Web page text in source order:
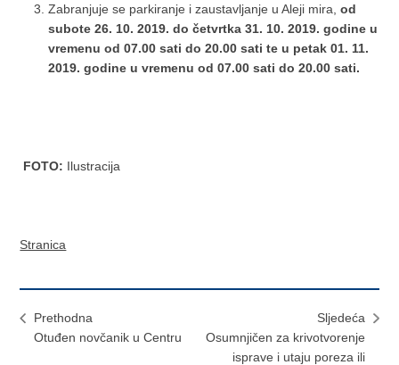
Zabranjuje se parkiranje i zaustavljanje u Aleji mira, od
subote 26. 10. 2019. do četvrtka 31. 10. 2019. godine u
vremenu od 07.00 sati do 20.00 sati te u petak 01. 11.
2019. godine u vremenu od 07.00 sati do 20.00 sati.
FOTO: Ilustracija
Stranica
Prethodna
Otuđen novčanik u Centru
Sljedeća
Osumnjičen za krivotvorenje
isprave i utaju poreza ili